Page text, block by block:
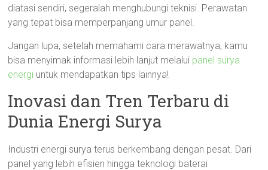
diatasi sendiri, segeralah menghubungi teknisi. Perawatan
yang tepat bisa memperpanjang umur panel.
Jangan lupa, setelah memahami cara merawatnya, kamu
bisa menyimak informasi lebih lanjut melalui panel surya
energi untuk mendapatkan tips lainnya!
Inovasi dan Tren Terbaru di
Dunia Energi Surya
Industri energi surya terus berkembang dengan pesat. Dari
panel yang lebih efisien hingga teknologi baterai